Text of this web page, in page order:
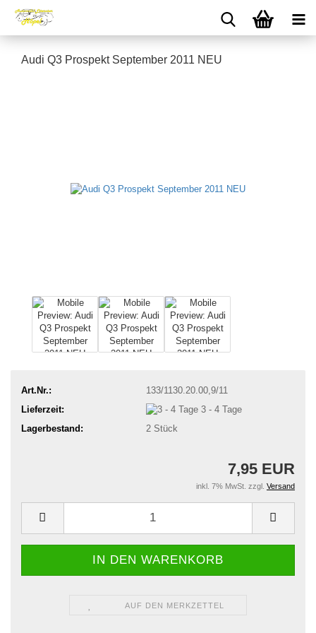
Audi Q3 Prospekt September 2011 NEU
Art.Nr.:
133/1130.20.00,9/11
Lieferzeit:
3 - 4 Tage
Lagerbestand:
2 Stück
7,95 EUR
inkl. 7% MwSt. zzgl. Versand
AUF DEN MERKZETTEL